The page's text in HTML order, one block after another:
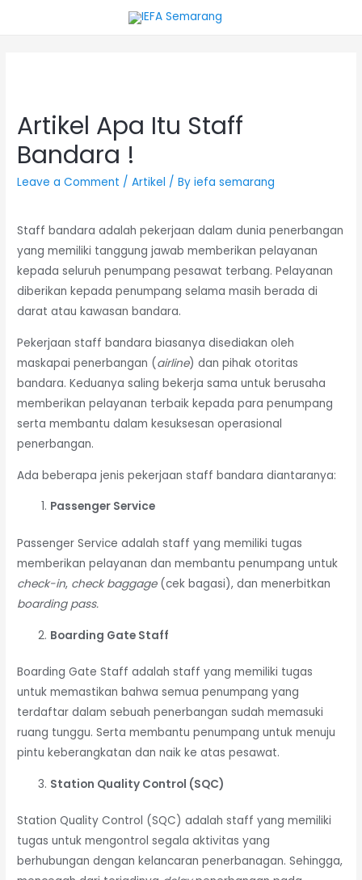
Artikel Apa Itu Staff
Bandara !
Leave a Comment /Artikel / Byiefa semarang
Staff bandara adalah pekerjaan dalam dunia penerbangan
yang memiliki tanggung jawab memberikan pelayanan
kepada seluruh penumpang pesawat terbang. Pelayanan
diberikan kepada penumpang selama masih berada di
darat atau kawasan bandara.
Pekerjaan staff bandara biasanya disediakan oleh
maskapai penerbangan (airline) dan pihak otoritas
bandara. Keduanya saling bekerja sama untuk berusaha
memberikan pelayanan terbaik kepada para penumpang
serta membantu dalam kesuksesan operasional
penerbangan.
Ada beberapa jenis pekerjaan staff bandara diantaranya:
Passenger Service
Passenger Service adalah staff yang memiliki tugas
memberikan pelayanan dan membantu penumpang untuk
check-in, check baggage(cek bagasi), dan menerbitkan
boarding pass.
Boarding Gate Staff
Boarding Gate Staff adalah staff yang memiliki tugas
untuk memastikan bahwa semua penumpang yang
terdaftar dalam sebuah penerbangan sudah memasuki
ruang tunggu. Serta membantu penumpang untuk menuju
pintu keberangkatan dan naik ke atas pesawat.
Station Quality Control (SQC)
Station Quality Control (SQC) adalah staff yang memiliki
tugas untuk mengontrol segala aktivitas yang
berhubungan dengan kelancaran penerbanagan. Sehingga,